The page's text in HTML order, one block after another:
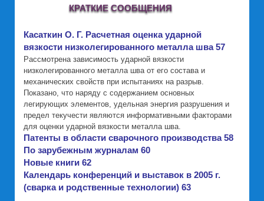
КРАТКИЕ СООБЩЕНИЯ
Касаткин О. Г. Расчетная оценка ударной
вязкости низколегированного металла шва 57
Рассмотрена зависимость ударной вязкости
низколегированного металла шва от его состава и
механических свойств при испытаниях на разрыв.
Показано, что наряду с содержанием основных
легирующих элементов, удельная энергия разрушения и
предел текучести являются информативными факторами
для оценки ударной вязкости металла шва.
Патенты в области сварочного производства 58
По зарубежным журналам 60
Новые книги 62
Календарь конференций и выставок в 2005 г.
(сварка и родственные технологии) 63